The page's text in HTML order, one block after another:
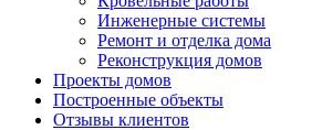
Инженерные системы
Ремонт и отделка дома
Реконструкция домов
Проекты домов
Построенные объекты
Отзывы клиентов